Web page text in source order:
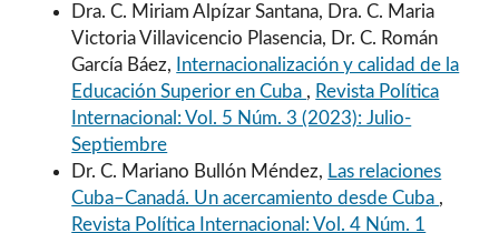
Dra. C. Miriam Alpízar Santana, Dra. C. Maria
Victoria Villavicencio Plasencia, Dr. C. Román
García Báez,
Internacionalización y calidad de la
Educación Superior en Cuba , Revista Política
Internacional: Vol. 5 Núm. 3 (2023): Julio-
Septiembre
Dr. C. Mariano Bullón Méndez, Las relaciones
Cuba–Canadá. Un acercamiento desde Cuba ,
Revista Política Internacional: Vol. 4 Núm. 1